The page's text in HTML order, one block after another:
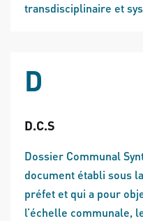
transdisciplinaire et
D
D.C.S
Dossier Communal
document établi sous
préfet et qui a pour
l’échelle communale,